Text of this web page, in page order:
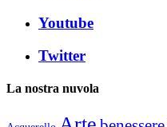
Youtube
Twitter
La nostra nuvola